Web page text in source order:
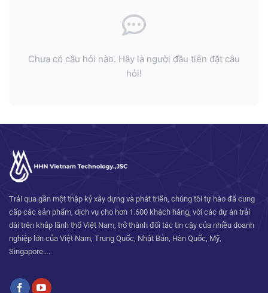
Chưa có câu hỏi nào. Hãy là người đầu tiên đặt câu
hỏi!
Trải qua gần một thập kỷ xây dựng và phát triển, chúng tôi tự hào đã cung
cấp các sản phẩm, dịch vụ cho hơn 1.600 khách hàng, với các dự án trải
dài trên khắp lãnh thổ Việt Nam, trở thành đối tác tin cậy của nhiều doanh
nghiệp lớn của Việt Nam, Trung Quốc, Nhật Bản, Hàn Quốc, Mỹ,
Singapore….